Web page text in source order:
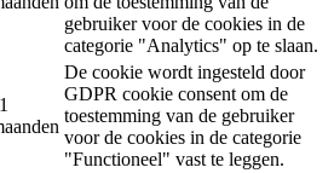
gebruiker voor de cookies in de
categorie "Analytics" op te slaan.
De cookie wordt ingesteld door
GDPR cookie consent om de
toestemming van de gebruiker
voor de cookies in de categorie
"Functioneel" vast te leggen.